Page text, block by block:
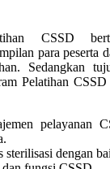
CSSD
para peserta
Sedangkan
Pelatihan
pelayanan
sterilisasi dengan